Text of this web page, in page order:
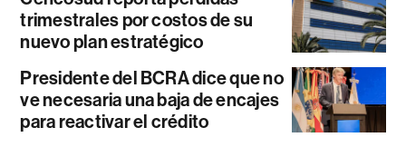
trimestrales por costos de su
nuevo plan estratégico
Presidente del BCRA dice que no
ve necesaria una baja de encajes
para reactivar el crédito